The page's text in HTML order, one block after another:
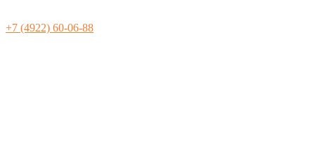
+7 (4922) 60-06-88